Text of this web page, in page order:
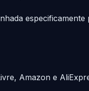
Amazon e